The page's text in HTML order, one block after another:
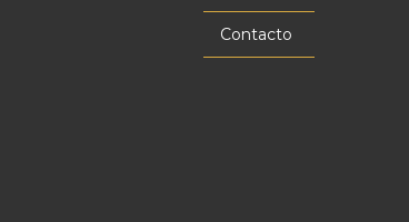
Contacto